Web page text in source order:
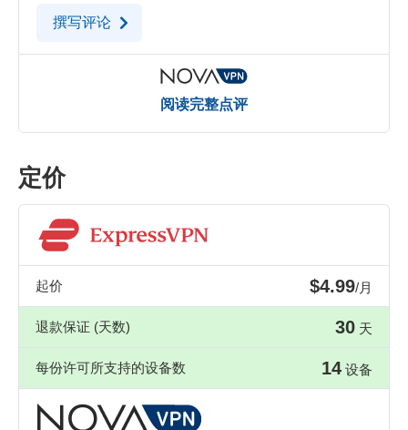
撰写评论
阅读完整点评
定价
起价 $4.99/月
退款保证 (天数) 30 天
每份许可所支持的设备数 14 设备